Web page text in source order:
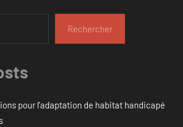
Rechercher
pour l’adaptation de habitat handicapé